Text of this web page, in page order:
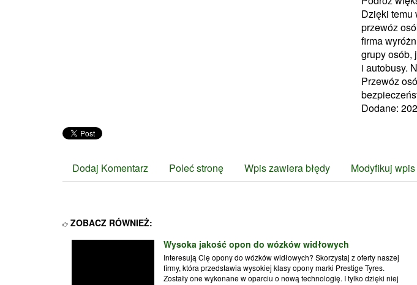
Dzięki temu
przewóz
firma
grupy osób,
i autobusy.
Przewóz
Dodane:
Dodaj Komentarz Poleć stronę Wpis zawiera błędy Modyfikuj wpis
ZOBACZ RÓWNIEŻ:
Wysoka jakość opon do wózków widłowych
Interesują Cię opony do wózków widłowych? Skorzystaj z oferty naszej
firmy, która przedstawia wysokiej klasy opony marki Prestige Tyres.
Zostały one wykonane w oparciu o nową technologię. I tylko dzięki niej